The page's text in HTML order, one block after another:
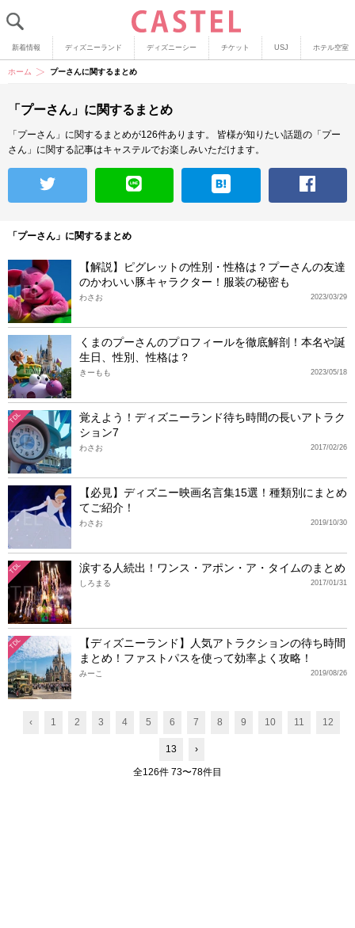
新着情報 ディズニーランド ディズニーシー チケット USJ ホテル空室
ホーム プーさんに関するまとめ
「プーさん」に関するまとめ
「プーさん」に関するまとめが126件あります。
皆様が知りたい話題の「プー
さん」に関する記事はキャステルでお楽しみいただけます。
「プーさん」に関するまとめ
【解説】ピグレットの性別・性格は？プーさんの友達
のかわいい豚キャラクター！服装の秘密も
2023/03/29
わさお
くまのプーさんのプロフィールを徹底解剖！本名や誕
生日、性別、性格は？
2023/05/18
きーもも
TDL
覚えよう！ディズニーランド待ち時間の長いアトラク
ション7
2017/02/26
わさお
【必見】ディズニー映画名言集15選！種類別にまとめ
てご紹介！
2019/10/30
わさお
TDL 涙する人続出！ワンス・アポン・ア・タイムのまとめ
2017/01/31
しろまる
TDL
【ディズニーランド】人気アトラクションの待ち時間
まとめ！ファストパスを使って効率よく攻略！
2019/08/26
みーこ
‹ 1 2 3 4 5 6 7 8 9 10 11 12
13 ›
全126件 73〜78件目